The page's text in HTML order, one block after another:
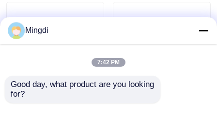
Mingdi
7:42 PM
Good day, what product are you looking
for?